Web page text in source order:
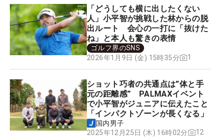
「どうしても横に出したくない
人」小平智が挑戦した林からの脱
出ルート 会心の一打に「抜けた
ね」と本人も驚きの表情
ゴルフ界のSNS
2026年1月9日 (金) 15時35分
1
ショット巧者の共通点は”体と手
元の距離感” PALMAXイベント
で小平智がジュニアに伝えたこと
「インパクトゾーンが長くなる」
国内男子
2025年12月25日 (木) 16時02分
12